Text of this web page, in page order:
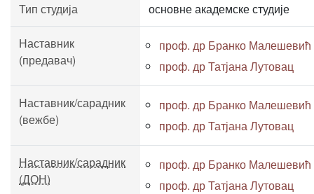
Тип студија основне академске студије
Наставник
(предавач)
проф. др Бранко Малешевић
проф. др Татјана Лутовац
Наставник/сарадник
(вежбе)
проф. др Бранко Малешевић
проф. др Татјана Лутовац
Наставник/сарадник
(ДОН)
проф. др Бранко Малешевић
проф. др Татјана Лутовац